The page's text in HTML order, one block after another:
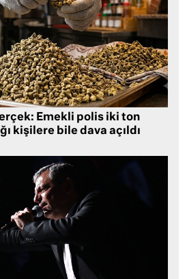
Emekli polis iki ton
kişilere bile dava açıldı